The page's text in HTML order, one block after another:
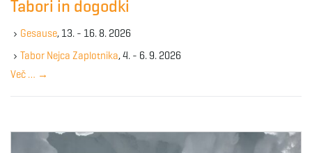
e
y
w
r
Tabori in dogodki
Gesause, 13. - 16. 8. 2026
Tabor Nejca Zaplotnika, 4. - 6. 9. 2026
Več … →